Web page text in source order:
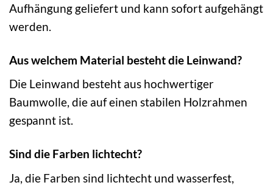
Aufhängung geliefert und kann sofort aufgehängt
werden.
Aus welchem Material besteht die Leinwand?
Die Leinwand besteht aus hochwertiger
Baumwolle, die auf einen stabilen Holzrahmen
gespannt ist.
Sind die Farben lichtecht?
Ja, die Farben sind lichtecht und wasserfest,